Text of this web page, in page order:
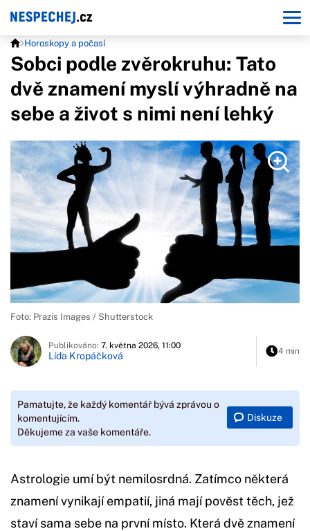
Horoskopy a počasí
Sobci podle zvěrokruhu: Tato
dvě znamení myslí výhradně na
sebe a život s nimi není lehký
Foto: Prazis Images / Shutterstock
Publikováno: 7. května 2026, 11:00
Lída Kropáčková 4 min
Pamatujte, že každý komentář bývá zprávou o
komentujícím.
Děkujeme za vaše komentáře.
Diskuze
Astrologie umí být nemilosrdná. Zatímco některá
znamení vynikají empatií, jiná mají pověst těch, jež
staví sama sebe na první místo. Která dvě znamení